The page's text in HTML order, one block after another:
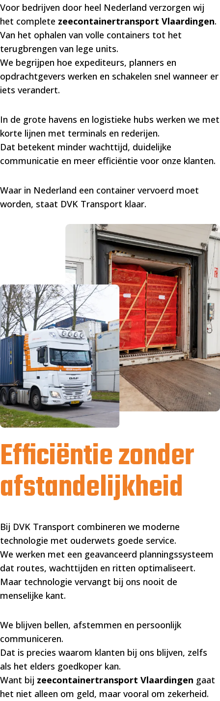
Voor bedrijven door heel Nederland verzorgen wij
het complete zeecontainertransport Vlaardingen.
Van het ophalen van volle containers tot het
terugbrengen van lege units.
We begrijpen hoe expediteurs, planners en
opdrachtgevers werken en schakelen snel wanneer er
iets verandert.
In de grote havens en logistieke hubs werken we met
korte lijnen met terminals en rederijen.
Dat betekent minder wachttijd, duidelijke
communicatie en meer efficiëntie voor onze klanten.
Waar in Nederland een container vervoerd moet
worden, staat DVK Transport klaar.
Efficiëntie zonder
afstandelijkheid
Bij DVK Transport combineren we moderne
technologie met ouderwets goede service.
We werken met een geavanceerd planningssysteem
dat routes, wachttijden en ritten optimaliseert.
Maar technologie vervangt bij ons nooit de
menselijke kant.
We blijven bellen, afstemmen en persoonlijk
communiceren.
Dat is precies waarom klanten bij ons blijven, zelfs
als het elders goedkoper kan.
Want bij zeecontainertransport Vlaardingen gaat
het niet alleen om geld, maar vooral om zekerheid.